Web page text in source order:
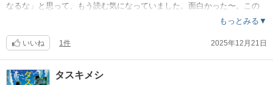
なるな」と思って、もう読む気になっていました。面白かった〜。この
坪井さんの話も良かったけど、特にYouTuberの話がよかったです。三部
もっとみる▼
いいね 1件 2025年12月21日
タスキメシ